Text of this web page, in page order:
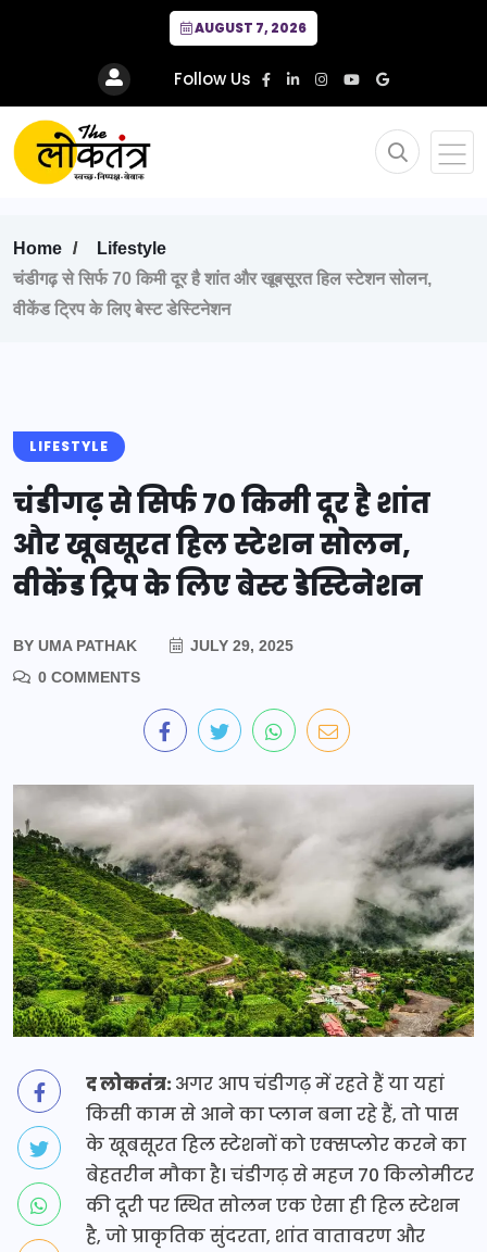
AUGUST 7, 2026
Follow Us
Home
Lifestyle
चंडीगढ़ से सिर्फ 70 किमी दूर है शांत और खूबसूरत हिल स्टेशन सोलन,
वीकेंड ट्रिप के लिए बेस्ट डेस्टिनेशन
LIFESTYLE
चंडीगढ़ से सिर्फ 70 किमी दूर है शांत
और खूबसूरत हिल स्टेशन सोलन,
वीकेंड ट्रिप के लिए बेस्ट डेस्टिनेशन
BY UMA PATHAK
JULY 29, 2025
0 COMMENTS
द लोकतंत्र:अगर आप चंडीगढ़ में रहते हैं या यहां
किसी काम से आने का प्लान बना रहे हैं, तो पास
के खूबसूरत हिल स्टेशनों को एक्सप्लोर करने का
बेहतरीन मौका है। चंडीगढ़ से महज 70 किलोमीटर
की दूरी पर स्थित सोलन एक ऐसा ही हिल स्टेशन
है, जो प्राकृतिक सुंदरता, शांत वातावरण और